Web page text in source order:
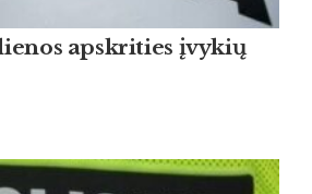
apskrities įvykių